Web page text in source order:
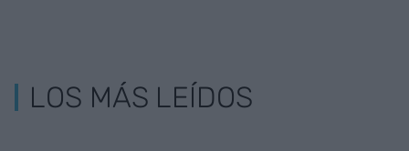
LOS MÁS LEÍDOS